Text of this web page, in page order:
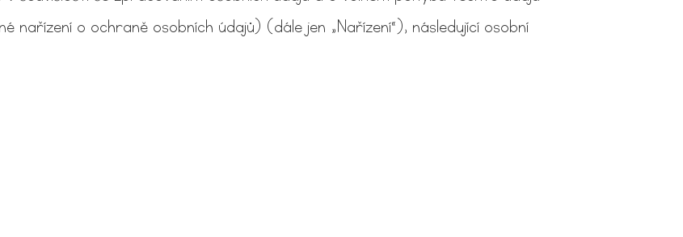
nařízení o ochraně osobních údajů) (dále jen „Nařízení“), následující osobní